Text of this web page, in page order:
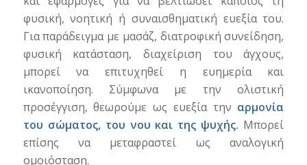
φυσική, νοητική ή συναισθηματική ευεξία του.
Για παράδειγμα με μασάζ, διατροφική συνείδηση,
φυσική κατάσταση, διαχείριση του άγχους,
μπορεί να επιτυχηθεί η ευημερία και
ικανοποίηση. Σύμφωνα με την ολιστική
προσέγγιση, θεωρούμε ως ευεξία την αρμονία
του σώματος, του νου και της ψυχής. Μπορεί
επίσης να μεταφραστεί ως αναλογική
ομοιόσταση.